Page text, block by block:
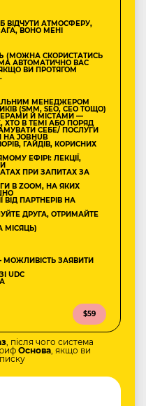
ВІДЧУТИ АТМОСФЕРУ,
ВОНО МЕНІ
(МОЖНА СКОРИСТАТИСЬ
АВТОМАТИЧНО ВАС
ВИ ПРОТЯГОМ
МЕНЕДЖЕРОМ
(SMM, SEO, CEO ТОЩО)
Й МІСТАМИ —
В ТЕМІ АБО ПОРЯД
СЕБЕ/ ПОСЛУГИ
JOBHUB
ГАЙДІВ, КОРИСНИХ
ЕФІРІ: ЛЕКЦІЇ,
ПРИ ЗАПИТАХ ЗА
В ZOOM, НА ЯКИХ
ПАРТНЕРІВ НА
ДРУГА, ОТРИМАЙТЕ
МІСЯЦЬ)
МОЖЛИВІСТЬ ЗАЯВИТИ
UDC
$59
, після чого система
Основа, якщо ви